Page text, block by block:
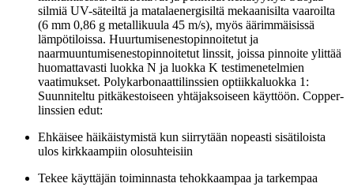
silmiä UV-säteiltä ja matalaenergisiltä mekaanisilta vaaroilta
(6 mm 0,86 g metallikuula 45 m/s), myös äärimmäisissä
lämpötiloissa. Huurtumisenestopinnoitetut ja
naarmuuntumisenestopinnoitetut linssit, joissa pinnoite ylittää
huomattavasti luokka N ja luokka K testimenetelmien
vaatimukset. Polykarbonaattilinssien optiikkaluokka 1:
Suunniteltu pitkäkestoiseen yhtäjaksoiseen käyttöön. Copper-
linssien edut:
Ehkäisee häikäistymistä kun siirrytään nopeasti sisätiloista
ulos kirkkaampiin olosuhteisiin
Tekee käyttäjän toiminnasta tehokkaampaa ja tarkempaa